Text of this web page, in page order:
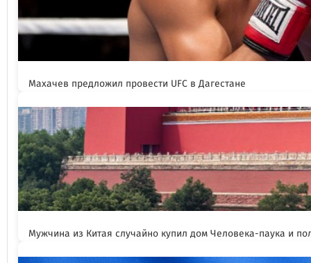
Махачев предложил провести UFC в Дагестане
Мужчина из Китая случайно купил дом Человека-паука и